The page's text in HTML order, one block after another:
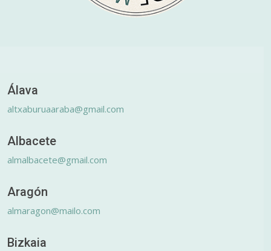
Álava
altxaburuaaraba@gmail.com
Albacete
almalbacete@gmail.com
Aragón
almaragon@mailo.com
Bizkaia